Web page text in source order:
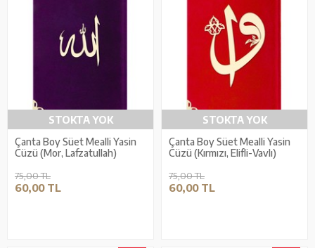
STOKTA YOK
Çanta Boy Süet Mealli Yasin
Cüzü (Mor, Lafzatullah)
75,00 TL
60,00 TL
STOKTA YOK
Çanta Boy Süet Mealli Yasin
Cüzü (Kırmızı, Elifli-Vavlı)
75,00 TL
60,00 TL